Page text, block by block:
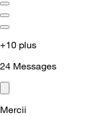
+10 plus
24 Messages
Mercii